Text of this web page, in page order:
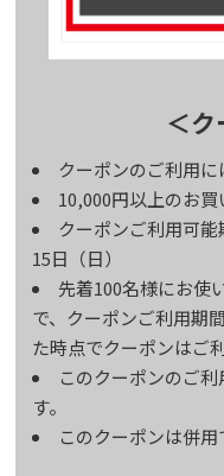
＜
クーポンのご利用に
10,000円以上のお買
クーポンご利用可
15日（日）
先着100名様にお使
で、クーポンご利用期
た時点でクーポンはご
このクーポンのご
す。
このクーポンは併用